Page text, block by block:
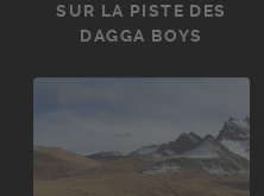
SUR LA PISTE DES
DAGGA BOYS